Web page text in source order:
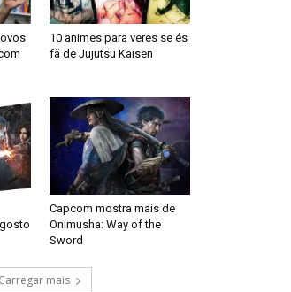
10 animes para veres se és
fã de Jujutsu Kaisen
Capcom mostra mais de
Onimusha: Way of the
Sword
Carregar mais